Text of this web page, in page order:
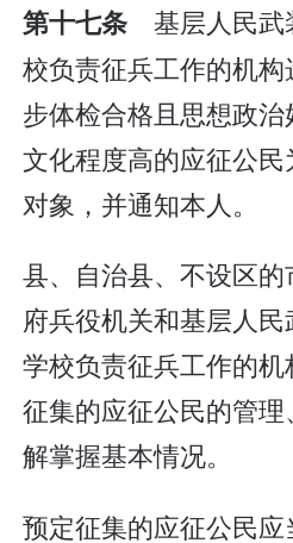
第十七条 基层人民武
校负责征兵工作的机
步体检合格且思想政治
文化程度高的应征公
对象，并通知本人。
县、自治县、不设区
府兵役机关和基层人
学校负责征兵工作的
征集的应征公民的管
解掌握基本情况。
预定征集的应征公民